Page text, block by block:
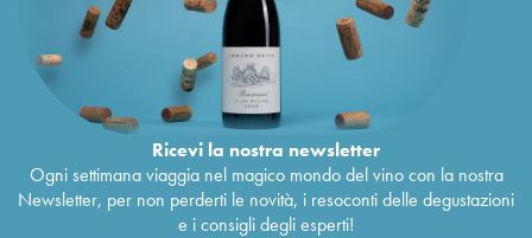
Ricevi la nostra newsletter
Ogni settimana viaggia nel magico mondo del vino con la nostra
Newsletter, per non perderti le novità, i resoconti delle degustazioni
e i consigli degli esperti!